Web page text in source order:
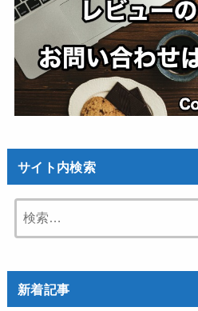
サイト内検索
索:
新着記事